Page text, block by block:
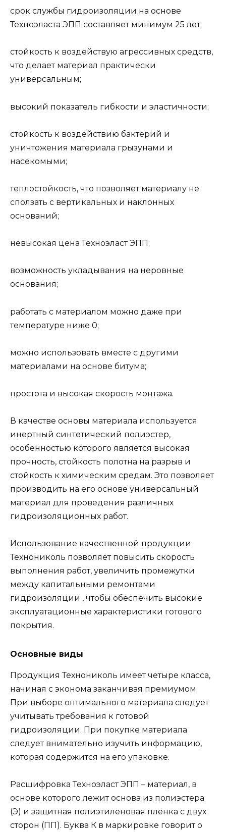
срок службы гидроизоляции на основе
Техноэласта ЭПП составляет минимум 25 лет;
стойкость к воздействую агрессивных средств,
что делает материал практически
универсальным;
высокий показатель гибкости и эластичности;
стойкость к воздействию бактерий и
уничтожения материала грызунами и
насекомыми;
теплостойкость, что позволяет материалу не
сползать с вертикальных и наклонных
оснований;
невысокая цена Техноэласт ЭПП;
возможность укладывания на неровные
основания;
работать с материалом можно даже при
температуре ниже 0;
можно использовать вместе с другими
материалами на основе битума;
простота и высокая скорость монтажа.
В качестве основы материала используется
инертный синтетический полиэстер,
особенностью которого является высокая
прочность, стойкость полотна на разрыв и
стойкость к химическим средам. Это позволяет
производить на его основе универсальный
материал для проведения различных
гидроизоляционных работ.
Использование качественной продукции
Технониколь позволяет повысить скорость
выполнения работ, увеличить промежутки
между капитальными ремонтами
гидроизоляции , чтобы обеспечить высокие
эксплуатационные характеристики готового
покрытия.
Основные виды
Продукция Технониколь имеет четыре класса,
начиная с эконома заканчивая премиумом.
При выборе оптимального материала следует
учитывать требования к готовой
гидроизоляции. При покупке материала
следует внимательно изучить информацию,
которая содержится на его упаковке.
Расшифровка Техноэласт ЭПП – материал, в
основе которого лежит основа из полиэстера
(Э) и защитная полиэтиленовая пленка с двух
сторон (ПП). Буква К в маркировке говорит о